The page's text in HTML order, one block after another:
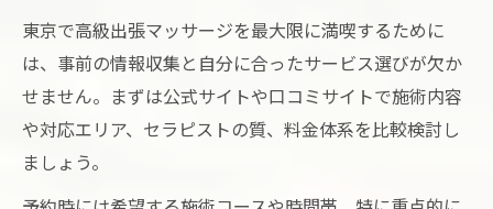
東京で高級出張マッサージを最大限に満喫するために
は、事前の情報収集と自分に合ったサービス選びが欠か
せません。まずは公式サイトや口コミサイトで施術内容
や対応エリア、セラピストの質、料金体系を比較検討し
ましょう。